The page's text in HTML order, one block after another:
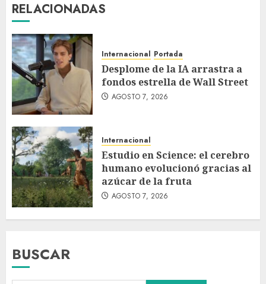
RELACIONADAS
Internacional Portada
Desplome de la IA arrastra a
fondos estrella de Wall Street
AGOSTO 7, 2026
Internacional
Estudio en Science: el cerebro
humano evolucionó gracias al
azúcar de la fruta
AGOSTO 7, 2026
BUSCAR